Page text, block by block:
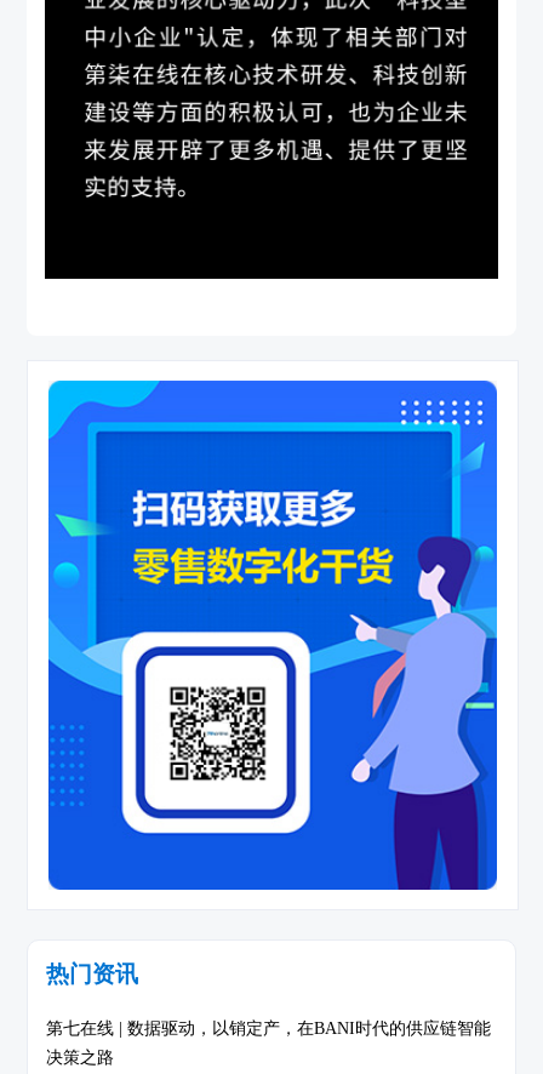
热门资讯
第七在线 | 数据驱动，以销定产，在BANI时代的供应链智能
决策之路